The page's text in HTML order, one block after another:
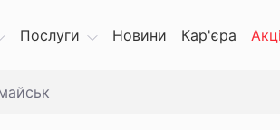
Послуги Новини Кар'єра